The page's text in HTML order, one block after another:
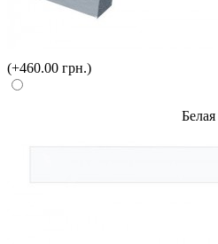
(+460.00 грн.)
Белая